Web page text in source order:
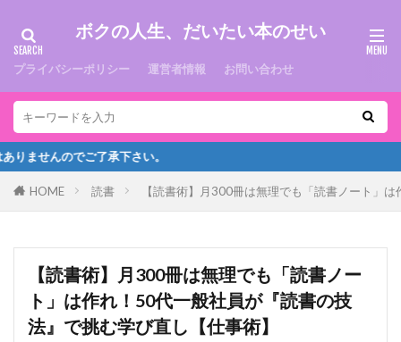
ボクの人生、だいたい本のせい
プライバシーポリシー 運営者情報 お問い合わせ
承下さい。
HOME 読書 【読書術】月300冊は無理でも「読書ノート」
【読書術】月300冊は無理でも「読書ノー
ト」は作れ！50代一般社員が『読書の技
法』で挑む学び直し【仕事術】